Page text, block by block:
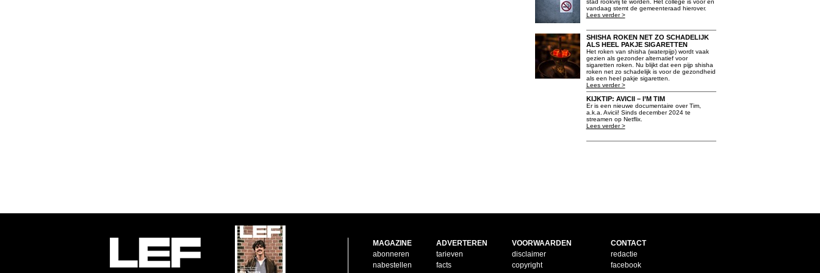
stad rookvrij te worden. Het college is voor en
vandaag stemt de gemeenteraad hierover.
Lees verder >
SHISHA ROKEN NET ZO SCHADELIJK
ALS HEEL PAKJE SIGARETTEN
Het roken van shisha (waterpijp) wordt vaak
gezien als gezonder alternatief voor
sigaretten roken. Nu blijkt dat een pijp shisha
roken net zo schadelijk is voor de gezondheid
als een heel pakje sigaretten.
Lees verder >
KIJKTIP: AVICII – I’M TIM
Er is een nieuwe documentaire over Tim,
a.k.a. Avicii! Sinds december 2024 te
streamen op Netflix.
Lees verder >
MAGAZINE
abonneren
nabestellen
ADVERTEREN
tarieven
facts
VOORWAARDEN
disclaimer
copyright
CONTACT
redactie
facebook